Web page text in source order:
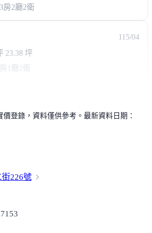
房2廳2衛
115/04
23.38 坪
房1廳2衛
登錄，資料僅供參考。最新資料日期：
街226號